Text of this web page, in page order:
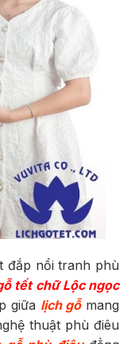
đắp nổi tranh phù
tết chữ Lộc ngọc
giữa lịch gỗmang
thuật phù điêu